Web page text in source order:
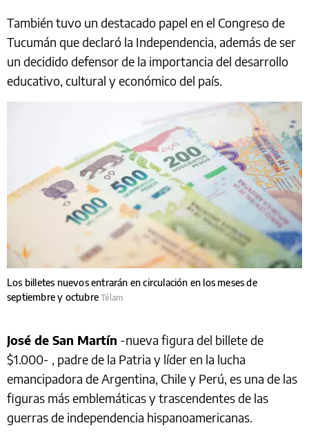
También tuvo un destacado papel en el Congreso de
Tucumán que declaró la Independencia, además de ser
un decidido defensor de la importancia del desarrollo
educativo, cultural y económico del país.
Los billetes nuevos entrarán en circulación en los meses de
septiembre y octubreTélam
José de San Martín -nueva figura del billete de
$1.000- , padre de la Patria y líder en la lucha
emancipadora de Argentina, Chile y Perú, es una de las
figuras más emblemáticas y trascendentes de las
guerras de independencia hispanoamericanas.